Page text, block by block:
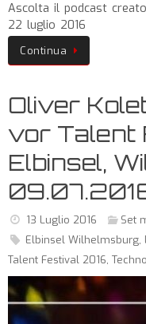
Ascolta il podcast
22 luglio 2016
Continua
Oliver
vor Talent
Elbinsel,
13 Luglio 2016
Set
Elbinsel Wilhelmsburg,
Talent Festival 2016, Techno